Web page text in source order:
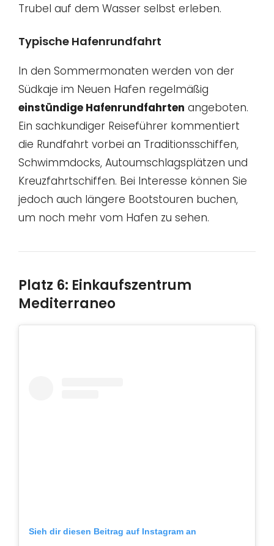
Trubel auf dem Wasser selbst erleben.
Typische Hafenrundfahrt
In den Sommermonaten werden von der
Südkaje im Neuen Hafen regelmäßig
einstündige Hafenrundfahrten angeboten.
Ein sachkundiger Reiseführer kommentiert
die Rundfahrt vorbei an Traditionsschiffen,
Schwimmdocks, Autoumschlagsplätzen und
Kreuzfahrtschiffen. Bei Interesse können Sie
jedoch auch längere Bootstouren buchen,
um noch mehr vom Hafen zu sehen.
Platz 6: Einkaufszentrum
Mediterraneo
Sieh dir diesen Beitrag auf Instagram an